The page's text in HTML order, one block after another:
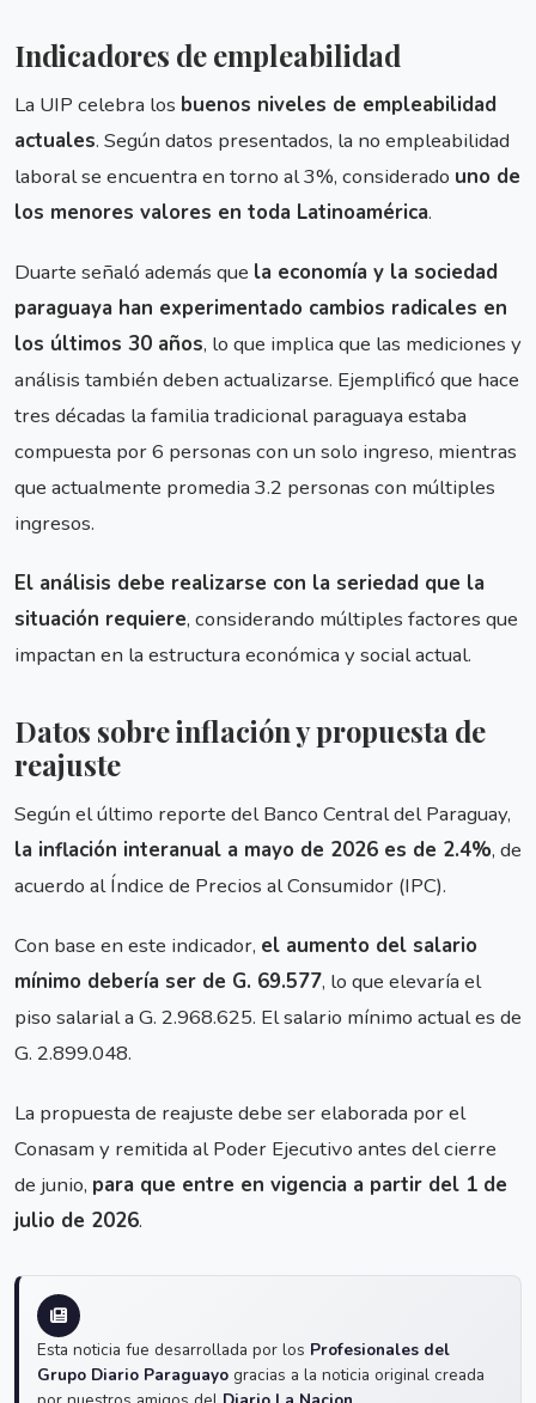
Indicadores de empleabilidad
La UIP celebra los buenos niveles de empleabilidad
actuales. Según datos presentados, la no empleabilidad
laboral se encuentra en torno al 3%, considerado uno de
los menores valores en toda Latinoamérica.
Duarte señaló además que la economía y la sociedad
paraguaya han experimentado cambios radicales en
los últimos 30 años, lo que implica que las mediciones y
análisis también deben actualizarse. Ejemplificó que hace
tres décadas la familia tradicional paraguaya estaba
compuesta por 6 personas con un solo ingreso, mientras
que actualmente promedia 3.2 personas con múltiples
ingresos.
El análisis debe realizarse con la seriedad que la
situación requiere, considerando múltiples factores que
impactan en la estructura económica y social actual.
Datos sobre inflación y propuesta de
reajuste
Según el último reporte del Banco Central del Paraguay,
la inflación interanual a mayo de 2026 es de 2.4%, de
acuerdo al Índice de Precios al Consumidor (IPC).
Con base en este indicador, el aumento del salario
mínimo debería ser de G. 69.577, lo que elevaría el
piso salarial a G. 2.968.625. El salario mínimo actual es de
G. 2.899.048.
La propuesta de reajuste debe ser elaborada por el
Conasam y remitida al Poder Ejecutivo antes del cierre
de junio, para que entre en vigencia a partir del 1 de
julio de 2026.
Esta noticia fue desarrollada por los Profesionales del
Grupo Diario Paraguayo gracias a la noticia original creada